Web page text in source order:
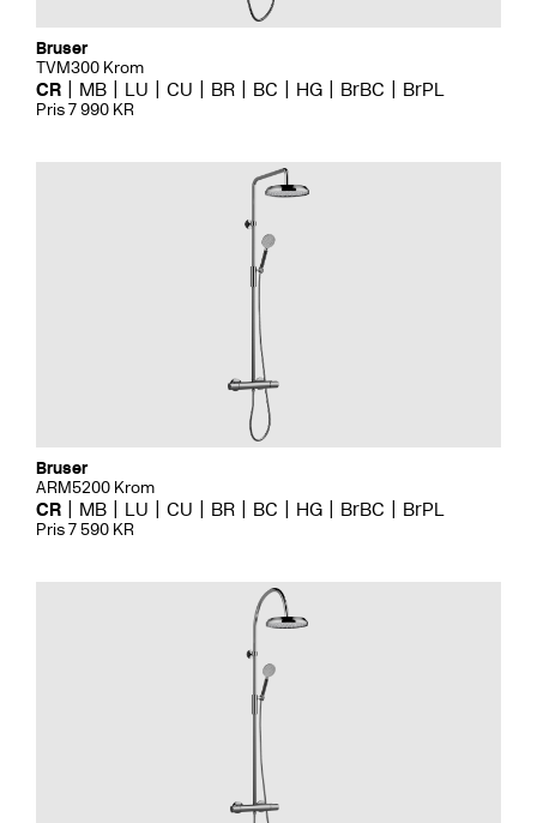
Bruser
TVM300 Krom
CR MB LU CU BR BC HG BrBC BrPL
Pris 7 990 KR
Bruser
ARM5200 Krom
CR MB LU CU BR BC HG BrBC BrPL
Pris 7 590 KR